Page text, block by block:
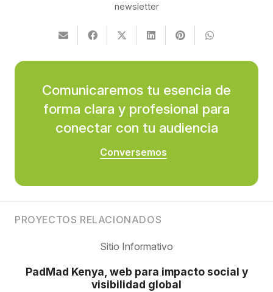
newsletter
Comunicaremos tu esencia de
forma clara y profesional para
conectar con tu audiencia
Conversemos
PROYECTOS RELACIONADOS
Sitio Informativo
PadMad Kenya, web para impacto social y
visibilidad global